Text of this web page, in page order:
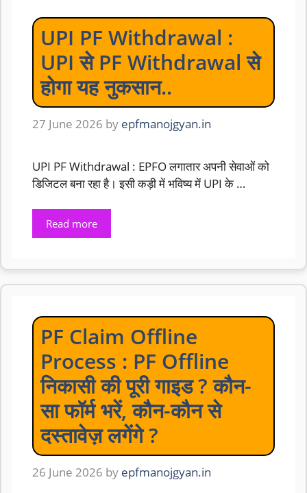
UPI PF Withdrawal :
UPI से PF Withdrawal से
होगा यह नुकसान..
27 June 2026 by epfmanojgyan.in
UPI PF Withdrawal : EPFO लगातार अपनी सेवाओं को
डिजिटल बना रहा है। इसी कड़ी में भविष्य में UPI के …
Read more
PF Claim Offline
Process : PF Offline
निकासी की पूरी गाइड ? कौन-
सा फॉर्म भरें, कौन-कौन से
दस्तावेज़ लगेंगे ?
26 June 2026 by epfmanojgyan.in